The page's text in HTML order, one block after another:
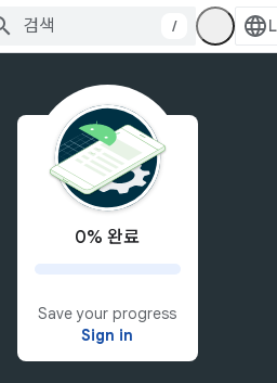
/
0% 완료
Save your progress
Sign in